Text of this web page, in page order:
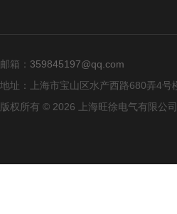
邮箱： 359845197@qq.com
地址：上海市宝山区水产西路680弄4号
版权所有 © 2026 上海旺徐电气有限公